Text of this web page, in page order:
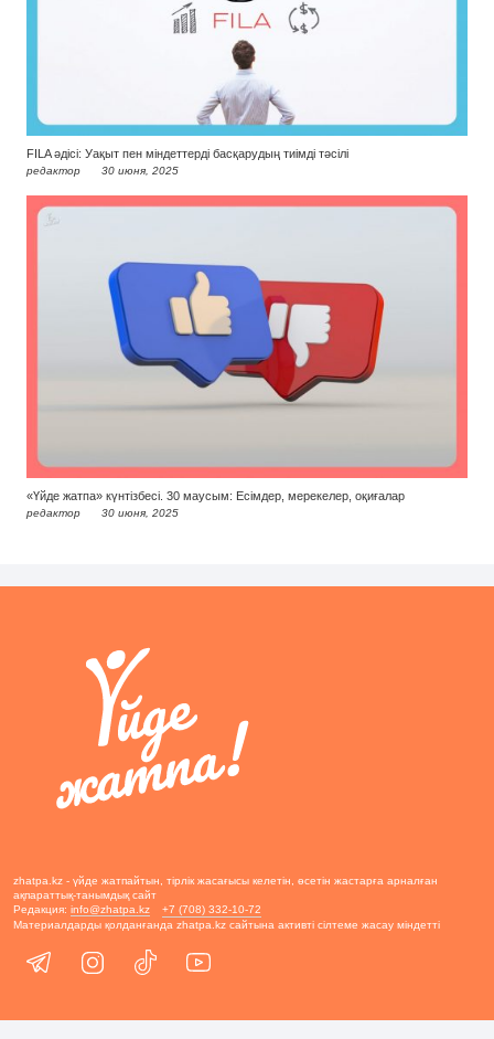
FILA әдісі: Уақыт пен міндеттерді басқарудың тиімді тәсілі
редактор 30 июня, 2025
«Үйде жатпа» күнтізбесі. 30 маусым: Есімдер, мерекелер, оқиғалар
редактор 30 июня, 2025
zhatpa.kz - үйде жатпайтын, тірлік жасағысы келетін, өсетін жастарға арналған
ақпараттық-танымдық сайт
Редакция: info@zhatpa.kz
+7 (708) 332-10-72
Материалдарды қолданғанда zhatpa.kz сайтына активті сілтеме жасау міндетті